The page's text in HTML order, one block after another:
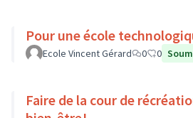
Pour une école
Ecole Vincent Gérard 0 0
Faire de la cour de